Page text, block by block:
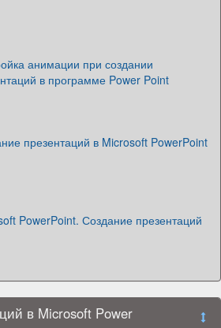
анимации при создании
в программе Power Point
презентаций в Microsoft PowerPoint
PowerPoint. Создание презентаций
в Microsoft Power